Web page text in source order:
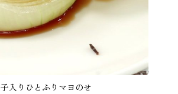
入りひとふりマヨのせ